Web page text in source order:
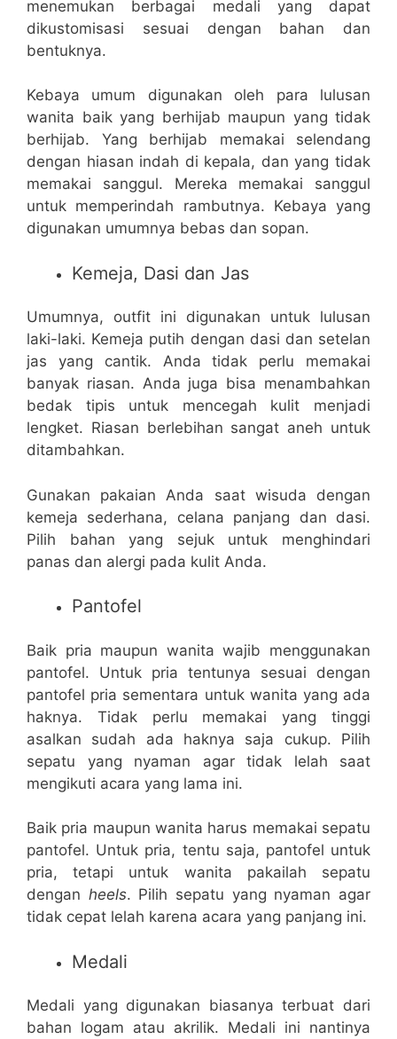
menemukan berbagai medali yang dapat
dikustomisasi sesuai dengan bahan dan
bentuknya.
Kebaya umum digunakan oleh para lulusan
wanita baik yang berhijab maupun yang tidak
berhijab. Yang berhijab memakai selendang
dengan hiasan indah di kepala, dan yang tidak
memakai sanggul. Mereka memakai sanggul
untuk memperindah rambutnya. Kebaya yang
digunakan umumnya bebas dan sopan.
Kemeja, Dasi dan Jas
Umumnya, outfit ini digunakan untuk lulusan
laki-laki. Kemeja putih dengan dasi dan setelan
jas yang cantik. Anda tidak perlu memakai
banyak riasan. Anda juga bisa menambahkan
bedak tipis untuk mencegah kulit menjadi
lengket. Riasan berlebihan sangat aneh untuk
ditambahkan.
Gunakan pakaian Anda saat wisuda dengan
kemeja sederhana, celana panjang dan dasi.
Pilih bahan yang sejuk untuk menghindari
panas dan alergi pada kulit Anda.
Pantofel
Baik pria maupun wanita wajib menggunakan
pantofel. Untuk pria tentunya sesuai dengan
pantofel pria sementara untuk wanita yang ada
haknya. Tidak perlu memakai yang tinggi
asalkan sudah ada haknya saja cukup. Pilih
sepatu yang nyaman agar tidak lelah saat
mengikuti acara yang lama ini.
Baik pria maupun wanita harus memakai sepatu
pantofel. Untuk pria, tentu saja, pantofel untuk
pria, tetapi untuk wanita pakailah sepatu
dengan heels. Pilih sepatu yang nyaman agar
tidak cepat lelah karena acara yang panjang ini.
Medali
Medali yang digunakan biasanya terbuat dari
bahan logam atau akrilik. Medali ini nantinya